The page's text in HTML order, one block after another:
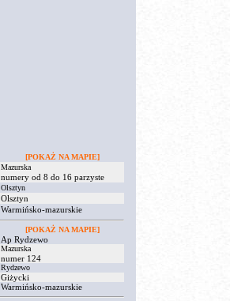
[POKAŻ NA MAPIE]
Mazurska
numery od 8 do 16 parzyste
Olsztyn
Olsztyn
Warmińsko-mazurskie
[POKAŻ NA MAPIE]
Ap Rydzewo
Mazurska
numer 124
Rydzewo
Giżycki
Warmińsko-mazurskie